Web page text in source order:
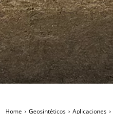
Home Geosintéticos Aplicaciones